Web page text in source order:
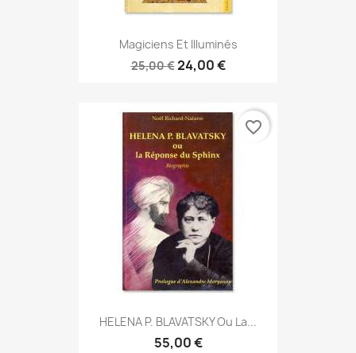
Magiciens Et Illuminés
25,00 €24,00 €
HELENA P. BLAVATSKY Ou La...
55,00 €
favorite_border